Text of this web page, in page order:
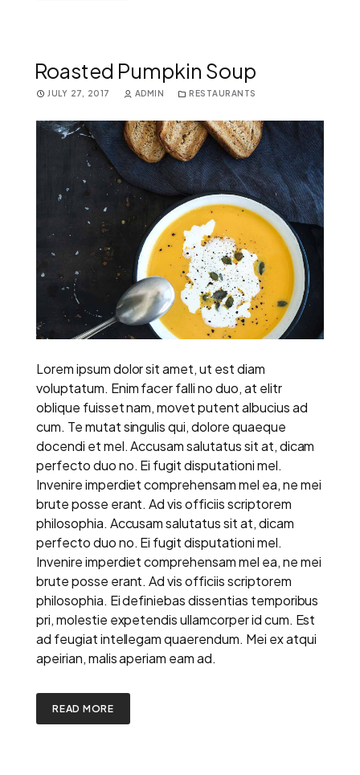
Roasted Pumpkin Soup
JULY 27, 2017 ADMIN RESTAURANTS
Lorem ipsum dolor sit amet, ut est diam
voluptatum. Enim facer falli no duo, at elitr
oblique fuisset nam, movet putent albucius ad
cum. Te mutat singulis qui, dolore quaeque
docendi et mel. Accusam salutatus sit at, dicam
perfecto duo no. Ei fugit disputationi mel.
Invenire imperdiet comprehensam mel ea, ne mei
brute posse erant. Ad vis officiis scriptorem
philosophia. Accusam salutatus sit at, dicam
perfecto duo no. Ei fugit disputationi mel.
Invenire imperdiet comprehensam mel ea, ne mei
brute posse erant. Ad vis officiis scriptorem
philosophia. Ei definiebas dissentias temporibus
pri, molestie expetendis ullamcorper id cum. Est
ad feugiat intellegam quaerendum. Mei ex atqui
apeirian, malis aperiam eam ad.
READ MORE